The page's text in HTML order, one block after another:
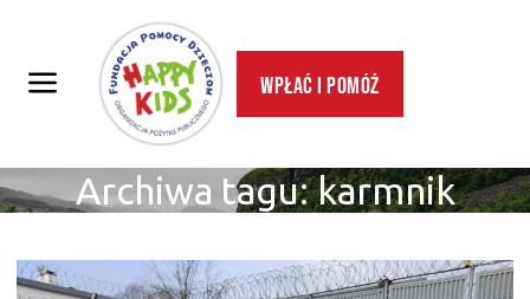
Wpłać i pomóż
Archiwa tagu:karmnik